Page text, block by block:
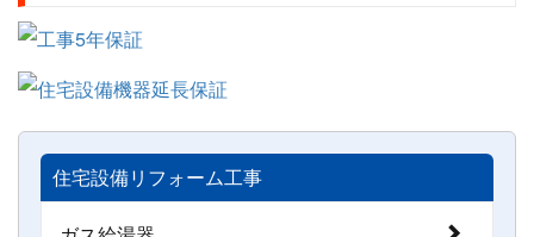
住宅設備リフォーム工事